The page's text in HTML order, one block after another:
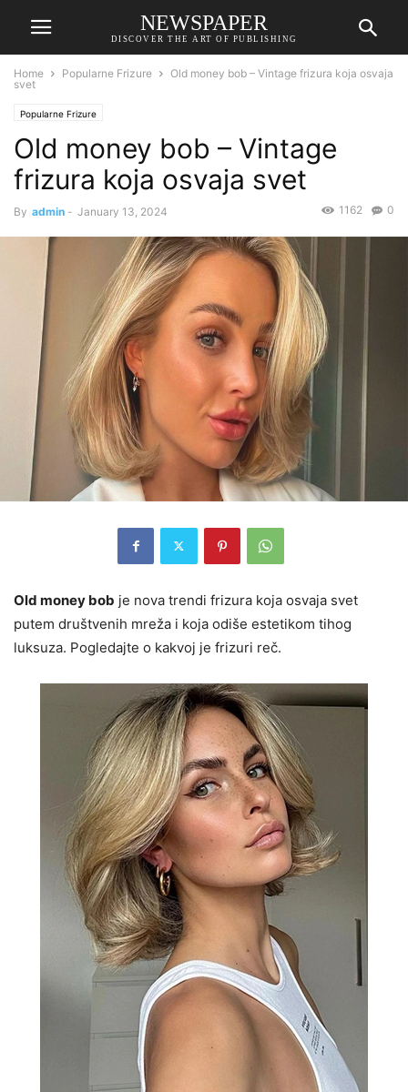
NEWSPAPER
DISCOVER THE ART OF PUBLISHING
Home Popularne Frizure
Old money bob – Vintage frizura koja osvaja
svet
Popularne Frizure
Old money bob – Vintage
frizura koja osvaja svet
By admin - January 13, 2024 0
1162
Old money bob je nova trendi frizura koja osvaja svet
putem društvenih mreža i koja odiše estetikom tihog
luksuza. Pogledajte o kakvoj je frizuri reč.